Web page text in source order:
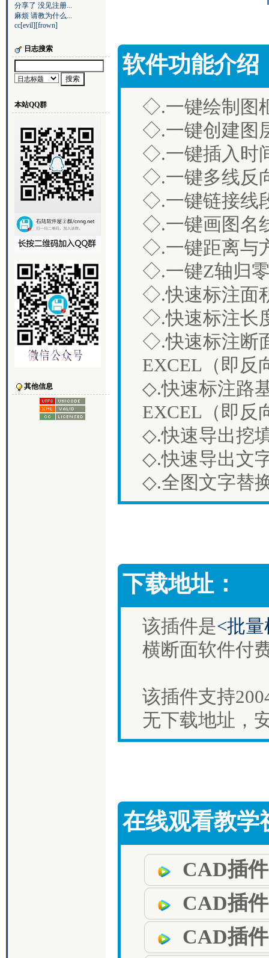
分享了 没见注册...
麻烦 请教为什么...
cc[evil][frown]
日志搜索
本站QQ群
其他信息
软件功能介绍
◇.一键绘制图
◇.一键创建图
◇.一键插入时
◇.一键多线反
◇.一键链接线
◇.一键画图名
◇.一键距离与
◇.一键Z轴归
◇.快速标注面
◇.快速标注长
◇.快速标注断
EXCEL（即反
◇.快速标注路
EXCEL（即反
◇.快速导出挖
◇.快速导出文
◇.全图文字替
下载地址：
该插件是<批
横断面软件付
该插件支持
无下载地址，
在线观看教学
CAD插
CAD插
CAD插